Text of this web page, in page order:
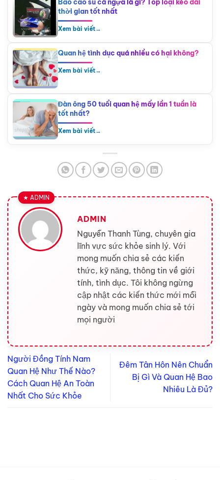
thời gian tốt nhất
Xem bài viết→
Quan hệ tình dục quá nhiều có hại không?
Xem bài viết→
Đàn ông 50 tuổi quan hệ mấy lần 1 tuần là
tốt nhất?
Xem bài viết→
ADMIN
Nguyễn Thanh Tùng, chuyên gia
lĩnh vực sức khỏe sinh lý. Với
mong muốn chia sẻ các kiến
thức, kỹ năng, thông tin về giới
tính, tình dục. Tôi không ngừng
cập nhật các kiến thức mới mỗi
ngày và mong muốn chia sẻ tới
mọi người
Người Đồng Tính Nam
Quan Hệ Như Thế Nào?
Cách Quan Hệ An Toàn
Nhất Cho Sức Khỏe
Đêm Tân Hôn Nên Chuẩn
Bị Gì Và Quan Hệ Bao
Nhiêu Là Đủ?